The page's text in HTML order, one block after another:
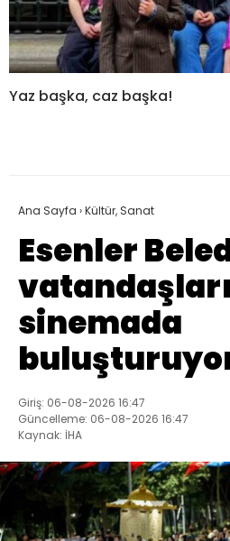
Yaz başka, caz başka!
Ana Sayfa ›Kültür, Sanat
Esenler
sinemada
Giriş: 06-08-2026 16:47
Güncelleme: 06-08-2026 16:47
Kaynak: İHA